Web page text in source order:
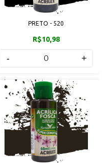
PRETO - 520
R$10,98
- +